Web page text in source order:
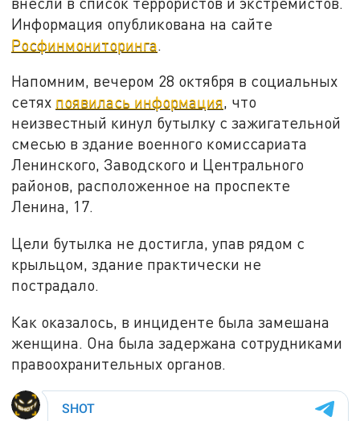
Информация опубликована на сайте
Росфинмониторинга.
Напомним, вечером 28 октября в социальных
сетях появилась информация, что
неизвестный кинул бутылку с зажигательной
смесью в здание военного комиссариата
Ленинского, Заводского и Центрального
районов, расположенное на проспекте
Ленина, 17.
Цели бутылка не достигла, упав рядом с
крыльцом, здание практически не
пострадало.
Как оказалось, в инциденте была замешана
женщина. Она была задержана сотрудниками
правоохранительных органов.